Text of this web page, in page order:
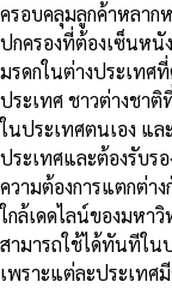
ครอบคลุมลูกค้าหลาก
ปกครองที่ต้องเซ็นหนั
มรดกในต่างประเทศ
ประเทศ ชาวต่างชาติ
ในประเทศตนเอง แล
ประเทศและต้องรับร
ความต้องการแตกต่า
ใกล้เดดไลน์ของมหา
สามารถใช้ได้ทันทีใน
เพราะแต่ละประเทศ